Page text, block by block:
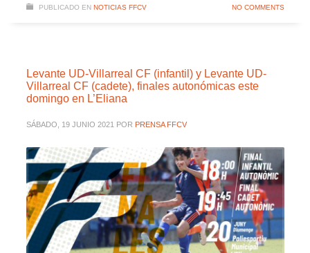
PUBLICADO EN NOTICIAS FFCV NO COMMENTS
Levante UD-Villarreal CF (infantil) y Levante UD-
Villarreal CF (cadete), finales autonómicas este
domingo en L’Eliana
SÁBADO, 19 JUNIO 2021 POR PRENSA FFCV